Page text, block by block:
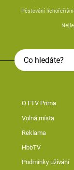
Pěstování
O FTV Prima
Volná místa
Reklama
HbbTV
Podmínky užívání